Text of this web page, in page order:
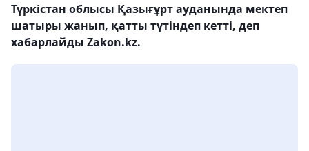
Түркістан облысы Қазығұрт ауданында мектеп
шатыры жанып, қатты түтіндеп кетті, деп
хабарлайды Zakon.kz.